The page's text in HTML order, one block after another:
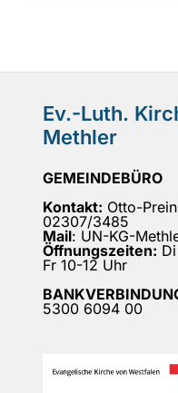
Ev.-Luth.
Methler
GEMEINDEBÜRO
Kontakt: Otto-
02307/3485
Mail: UN-KG-
Öffnungszeiten:
Fr 10-12 Uhr
5300 6094 00